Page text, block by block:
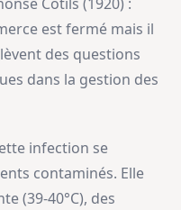
est fermé mais il
des questions
dans la gestion des
infection se
contaminés. Elle
(39-40°C), des